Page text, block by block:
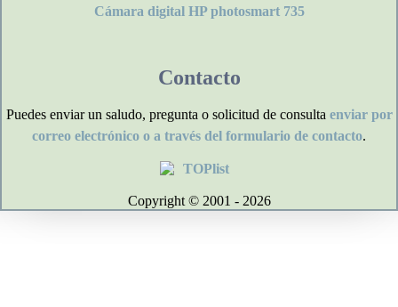
Cámara digital HP photosmart 735
Contacto
Puedes enviar un saludo, pregunta o solicitud de consulta enviar por
correo electrónico o a través del formulario de contacto.
Copyright © 2001 - 2026